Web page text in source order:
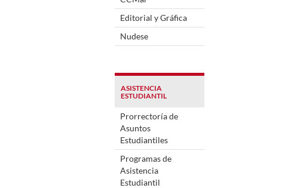
Editorial y Gráfica
Nudese
ASISTENCIA
ESTUDIANTIL
Prorrectoría de
Asuntos
Estudiantiles
Programas de
Asistencia
Estudiantil